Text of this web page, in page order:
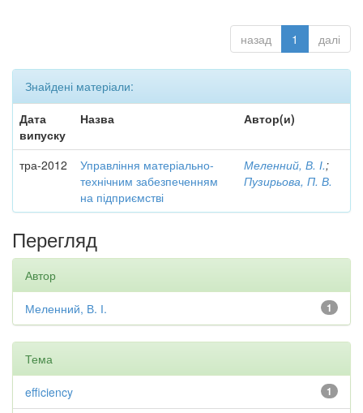
назад 1 далі
Знайдені матеріали:
Дата
випуску
Назва Автор(и)
тра-2012
Управління матеріально-
технічним забезпеченням
на підприємстві
Меленний, В. І.;
Пузирьова, П. В.
Перегляд
Автор
1
Меленний, В. І.
Тема
1
efficiency